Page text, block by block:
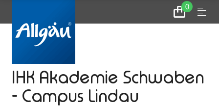
0
Zum
Warenkorb
Menu
IHK Akademie Schwaben
- Campus Lindau